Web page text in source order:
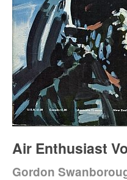
Air Enthusiast
Gordon